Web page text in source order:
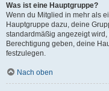
Was ist eine Hauptgruppe?
Wenn du Mitglied in mehr als
Hauptgruppe dazu, deine
standardmäßig angezeigt
Berechtigung geben, deine
festzulegen.
Nach oben